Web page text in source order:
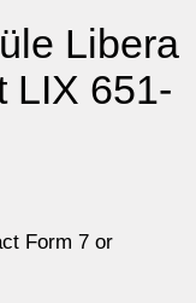
Libera
LIX 651-
Form 7 or